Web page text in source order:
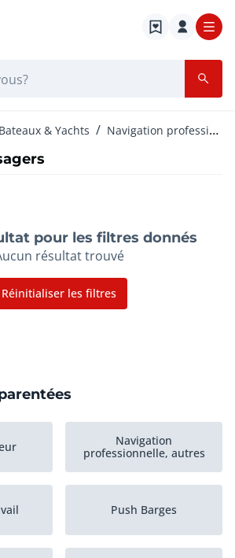
Bateaux & Yachts Navigation professionnelle
pour les filtres donnés
résultat trouvé
Réinitialiser les filtres
Navigation
professionnelle, autres
Push Barges